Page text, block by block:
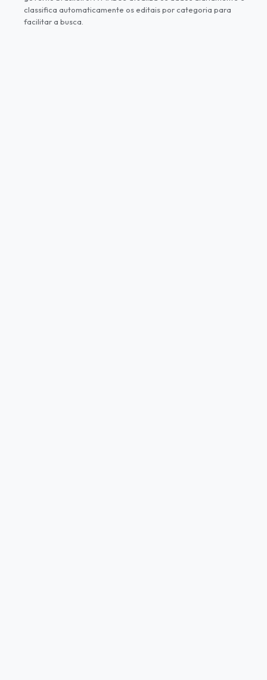
classifica automaticamente os editais por categoria para
facilitar a busca.